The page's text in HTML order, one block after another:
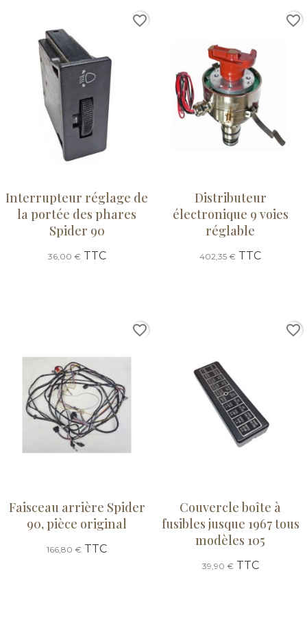
Interrupteur réglage de
la portée des phares
Spider 90
36,00 €TTC
favorite_border
Distributeur
électronique 9 voies
réglable
402,35 € TTC
favorite_border
Faisceau arrière Spider
90, pièce original
166,80 € TTC
favorite_border
Couvercle boîte à
fusibles jusque 1967 tous
modèles 105
39,90 €TTC
favorite_border